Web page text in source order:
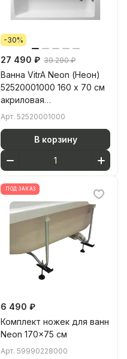
-30%
27 490 ₽ 39 290 ₽
Ванна VitrA Neon (Неон)
52520001000 160 x 70 см
акриловая
прямоугольная белая
Арт. 52520001000
В корзину
ПОД ЗАКАЗ
6 490 ₽
Комплект ножек для ванн
Neon 170x75 см
Арт. 59990228000